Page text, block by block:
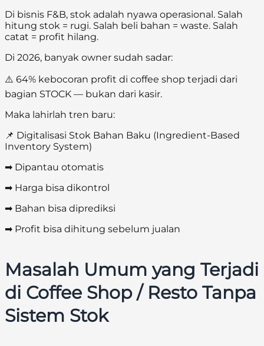
Di bisnis F&B, stok adalah nyawa operasional. Salah
hitung stok = rugi. Salah beli bahan = waste. Salah
catat = profit hilang.
Di 2026, banyak owner sudah sadar:
⚠️ 64% kebocoran profit di coffee shop terjadi dari
bagian STOCK — bukan dari kasir.
Maka lahirlah tren baru:
📌 Digitalisasi Stok Bahan Baku (Ingredient-Based
Inventory System)
➡ Dipantau otomatis
➡ Harga bisa dikontrol
➡ Bahan bisa diprediksi
➡ Profit bisa dihitung sebelum jualan
Masalah Umum yang Terjadi
di Coffee Shop / Resto Tanpa
Sistem Stok